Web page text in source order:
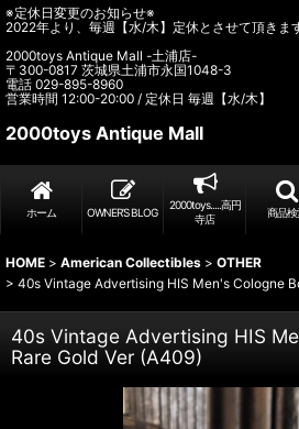
※定休日変更のお知らせ※
2022年より、毎週【水/木】定休とさせて頂きま
2000toys Antique Mall -土浦店-
〒300-0817 茨城県土浦市永国1048-3
電話 029-895-8960
営業時間 12:00-20:00 / 定休日 毎週【水/木】
2000toys Antique Mall
ホーム OWNER’S BLOG
2000toys.....高円
寺店
商品検
HOME > American Collectibles > OTHER
> 40s Vintage Advertising HIS Men's Cologne
40s Vintage Advertising HIS
Rare Gold Ver (A409)